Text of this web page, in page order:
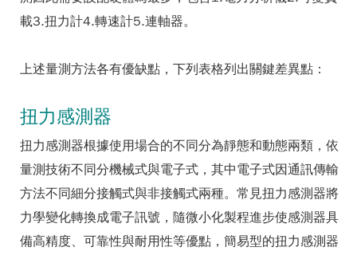
載3.扭力計4.轉速計5.連軸器。
上述量測方法各有優缺點，下列表格列出關鍵差異點：
扭力感測器
扭力感測器根據使用場合的不同分為靜態和動態兩類，依
量測技術不同分機械式與電子式，其中電子式因通訊傳輸
方法不同細分接觸式與非接觸式兩種。常見扭力感測器將
力學變化轉換成電子訊號，隨微小化製程進步使感測器具
備高精度、可靠性與耐用性等優點，簡易型的扭力感測器